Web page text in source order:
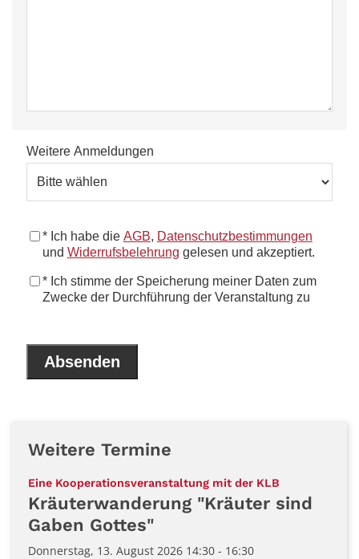
Weitere Termine
Eine Kooperationsveranstaltung mit der KLB
Kräuterwanderung "Kräuter sind
Gaben Gottes"
Donnerstag, 13. August 2026 14:30 - 16:30